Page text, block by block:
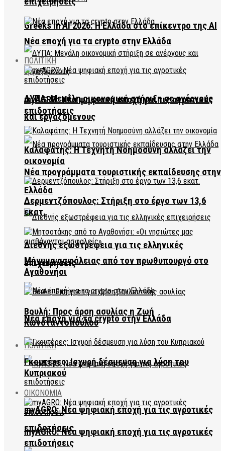
Greeks in AI 2026: Η Ελλάδα στο επίκεντρο της AI
ΔΥΠΑ: Μεγάλη οικονομική στήριξη σε ανέργους
και εργαζόμενους
Νέα προγράμματα τουριστικής εκπαίδευσης στην
Ελλάδα
Διεθνής εξωστρέφεια για τις ελληνικές
επιχειρήσεις
Νέα εποχή για τα crypto στην Ελλάδα
ΠΟΛΙΤΙΚΗ
myAGRO: Νέα ψηφιακή εποχή για τις αγροτικές
επιδοτήσεις
Νέα εποχή για τα crypto στην Ελλάδα
ΠΟΛΙΤΙΚΗ
myAGRO: Νέα ψηφιακή εποχή για τις αγροτικές
επιδοτήσεις
Καλαφάτης: Η Τεχνητή Νοημοσύνη αλλάζει την
οικονομία
Δερμεντζόπουλος: Στήριξη στο έργο των 13,6
εκατ.
Μήνυμα ασφάλειας από τον πρωθυπουργό στο
Αγαθονήσι
Βουλή: Προς άρση ασυλίας η Ζωή
Κωνσταντοπούλου
Γκουτέρες: Ισχυρή δέσμευση για λύση του
Κυπριακού
ΟΙΚΟΝΟΜΙΑ
myAGRO: Νέα ψηφιακή εποχή για τις αγροτικές
επιδοτήσεις